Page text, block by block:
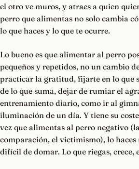
el otro ve muros, y atraes a quien
perro que alimentas no solo cambia
lo que haces y lo que te ocurre.
Lo bueno es que alimentar al perro
pequeños y repetidos, no un cambio
practicar la gratitud, fijarte en lo que
de lo que suma, dejar de rumiar el
entrenamiento diario, como ir al
iluminación de un día. Y tiene su
vez que alimentas al perro negativo
comparación, el victimismo), lo haces
difícil de domar. Lo que riegas, crece,